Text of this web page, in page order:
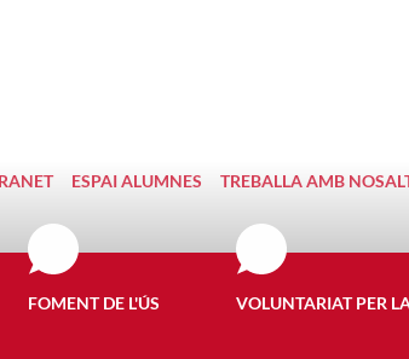
ESPAI ALUMNES TREBALLA AMB
FOMENT DE L'ÚS VOLUNTARIAT PER